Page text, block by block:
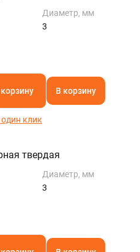
Диаметр, мм
3
В корзину
клик
твердая
Диаметр, мм
3